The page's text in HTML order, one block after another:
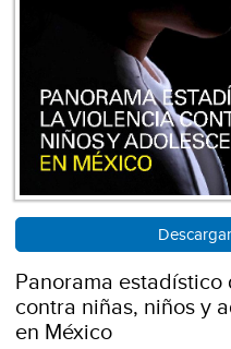
Descargar
Panorama
contra niñas, niños y
en México